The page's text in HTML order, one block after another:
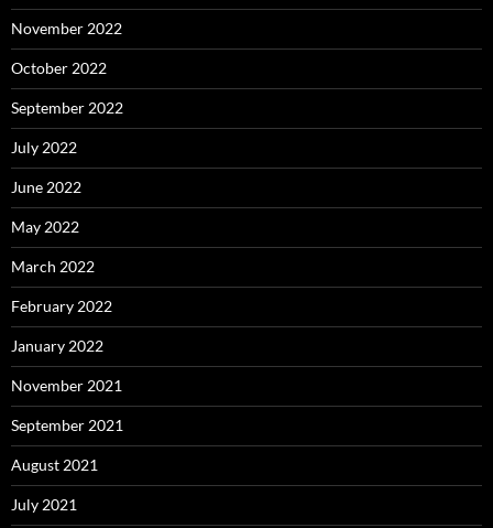
November 2022
October 2022
September 2022
July 2022
June 2022
May 2022
March 2022
February 2022
January 2022
November 2021
September 2021
August 2021
July 2021